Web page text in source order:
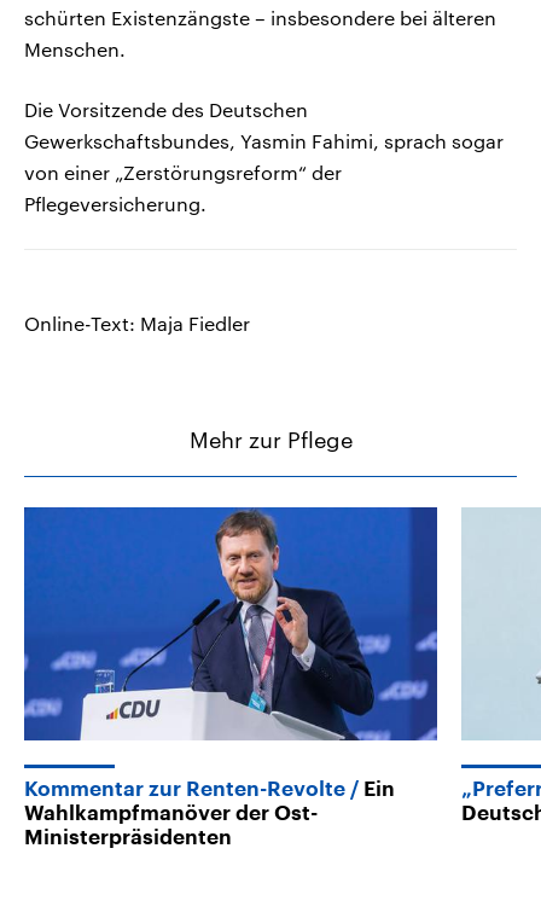
schürten Existenzängste – insbesondere bei älteren
Menschen.
Die Vorsitzende des Deutschen
Gewerkschaftsbundes, Yasmin Fahimi, sprach sogar
von einer „Zerstörungsreform“ der
Pflegeversicherung.
Online-Text: Maja Fiedler
Mehr zur Pflege
Kommentar zur Renten-Revolte
Ein
Wahlkampfmanöver der Ost-
Ministerpräsidenten